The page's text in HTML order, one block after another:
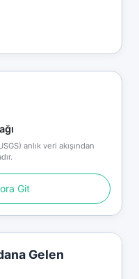
anlık veri akışından
Git
Gelen